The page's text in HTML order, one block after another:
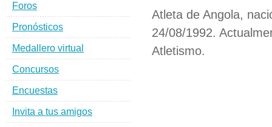
Atleta de Angola,
24/08/1992.
Atletismo.
Foros
Pronósticos
Medallero virtual
Concursos
Encuestas
Invita a tus amigos